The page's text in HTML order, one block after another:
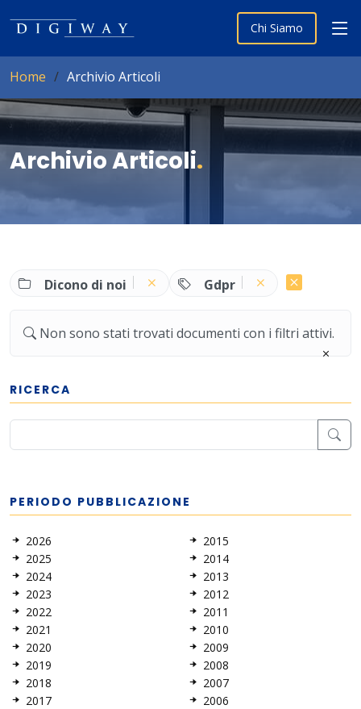
Chi Siamo
Home Archivio Articoli
Archivio Articoli.
Dicono di noi Gdpr
Non sono stati trovati documenti con i filtri attivi.
RICERCA
PERIODO PUBBLICAZIONE
2026
2025
2024
2023
2022
2021
2020
2019
2018
2017
2015
2014
2013
2012
2011
2010
2009
2008
2007
2006